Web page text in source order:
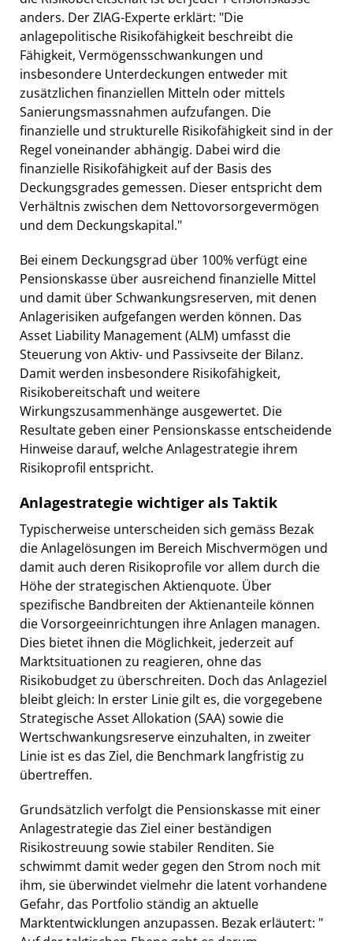
anders. Der ZIAG-Experte erklärt: "Die
anlagepolitische Risikofähigkeit beschreibt die
Fähigkeit, Vermögensschwankungen und
insbesondere Unterdeckungen entweder mit
zusätzlichen finanziellen Mitteln oder mittels
Sanierungsmassnahmen aufzufangen. Die
finanzielle und strukturelle Risikofähigkeit sind in der
Regel voneinander abhängig. Dabei wird die
finanzielle Risikofähigkeit auf der Basis des
Deckungsgrades gemessen. Dieser entspricht dem
Verhältnis zwischen dem Nettovorsorgevermögen
und dem Deckungskapital."
Bei einem Deckungsgrad über 100% verfügt eine
Pensionskasse über ausreichend finanzielle Mittel
und damit über Schwankungsreserven, mit denen
Anlagerisiken aufgefangen werden können. Das
Asset Liability Management (ALM) umfasst die
Steuerung von Aktiv- und Passivseite der Bilanz.
Damit werden insbesondere Risikofähigkeit,
Risikobereitschaft und weitere
Wirkungszusammenhänge ausgewertet. Die
Resultate geben einer Pensionskasse entscheidende
Hinweise darauf, welche Anlagestrategie ihrem
Risikoprofil entspricht.
Anlagestrategie wichtiger als Taktik
Typischerweise unterscheiden sich gemäss Bezak
die Anlagelösungen im Bereich Mischvermögen und
damit auch deren Risikoprofile vor allem durch die
Höhe der strategischen Aktienquote. Über
spezifische Bandbreiten der Aktienanteile können
die Vorsorgeeinrichtungen ihre Anlagen managen.
Dies bietet ihnen die Möglichkeit, jederzeit auf
Marktsituationen zu reagieren, ohne das
Risikobudget zu überschreiten. Doch das Anlageziel
bleibt gleich: In erster Linie gilt es, die vorgegebene
Strategische Asset Allokation (SAA) sowie die
Wertschwankungsreserve einzuhalten, in zweiter
Linie ist es das Ziel, die Benchmark langfristig zu
übertreffen.
Grundsätzlich verfolgt die Pensionskasse mit einer
Anlagestrategie das Ziel einer beständigen
Risikostreuung sowie stabiler Renditen. Sie
schwimmt damit weder gegen den Strom noch mit
ihm, sie überwindet vielmehr die latent vorhandene
Gefahr, das Portfolio ständig an aktuelle
Marktentwicklungen anzupassen. Bezak erläutert: "